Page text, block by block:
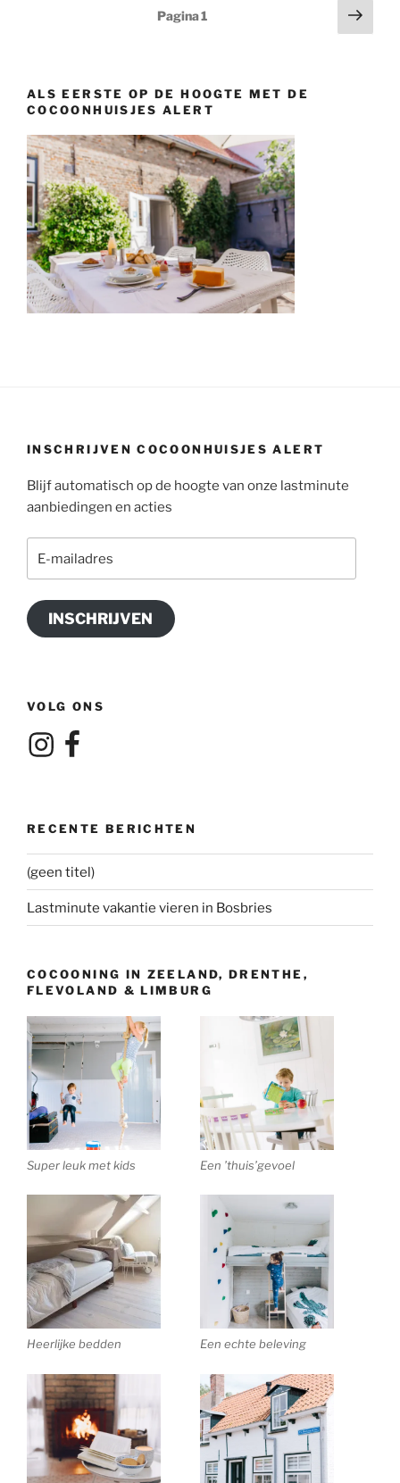
Pagina1
ALS EERSTE OP DE HOOGTE MET DE
COCOONHUISJES ALERT
INSCHRIJVEN COCOONHUISJES ALERT
Blijf automatisch op de hoogte van onze lastminute
aanbiedingen en acties
mailadres
INSCHRIJVEN
VOLG ONS
InstagramFacebook
RECENTE BERICHTEN
(geen titel)
Lastminute vakantie vieren in Bosbries
COCOONING IN ZEELAND, DRENTHE,
FLEVOLAND & LIMBURG
Super leuk met kids Een ’thuis’gevoel
Heerlijke bedden Een echte beleving